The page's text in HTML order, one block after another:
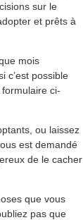
sur le
et prêts à
mois
c’est possible
ci-
ou laissez
est demandé
de le cacher
que vous
pas que